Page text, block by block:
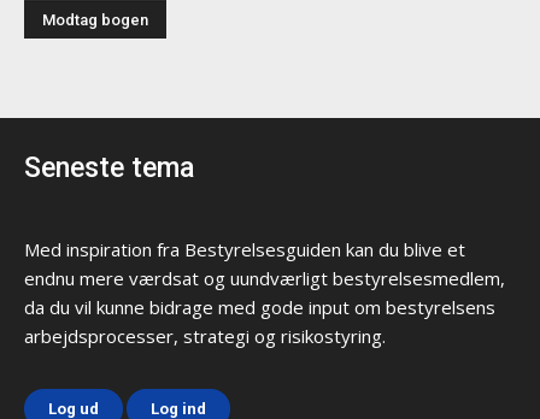
Seneste tema
Med inspiration fra Bestyrelsesguiden kan du blive et
endnu mere værdsat og uundværligt bestyrelsesmedlem,
da du vil kunne bidrage med gode input om bestyrelsens
arbejdsprocesser, strategi og risikostyring.
Log ud Log ind